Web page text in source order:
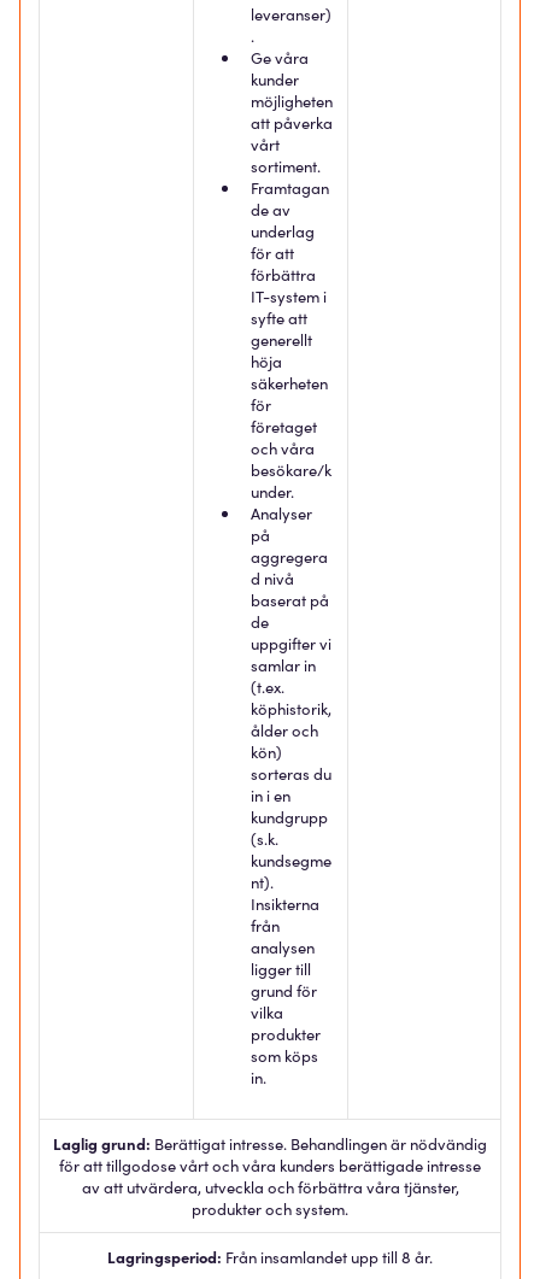
leveranser)
.
Ge våra
kunder
möjligheten
att påverka
vårt
sortiment.
Framtagan
de av
underlag
för att
förbättra
IT-system i
syfte att
generellt
höja
säkerheten
för
företaget
och våra
besökare/k
under.
Analyser
på
aggregera
d nivå
baserat på
de
uppgifter vi
samlar in
(t.ex.
köphistorik,
ålder och
kön)
sorteras du
in i en
kundgrupp
(s.k.
kundsegme
nt).
Insikterna
från
analysen
ligger till
grund för
vilka
produkter
som köps
in.
Laglig grund: Berättigat intresse. Behandlingen är nödvändig
för att tillgodose vårt och våra kunders berättigade intresse
av att utvärdera, utveckla och förbättra våra tjänster,
produkter och system.
Lagringsperiod: Från insamlandet upp till 8 år.